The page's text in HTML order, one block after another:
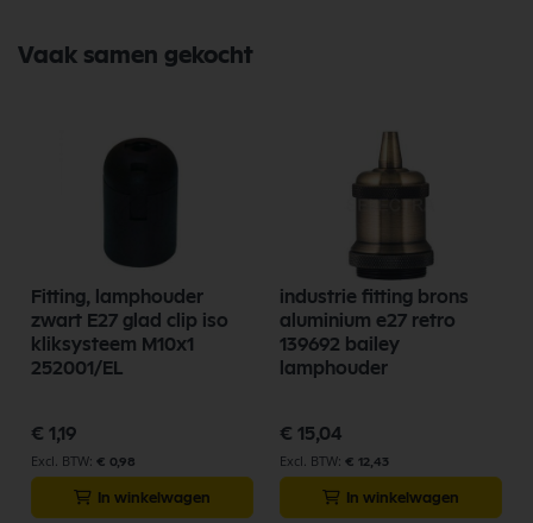
Vaak samen gekocht
Fitting, lamphouder
zwart E27 glad clip iso
kliksysteem M10x1
252001/EL
€ 1,19
€ 0,98
In winkelwagen
industrie fitting brons
aluminium e27 retro
139692 bailey
lamphouder
€ 15,04
€ 12,43
In winkelwagen